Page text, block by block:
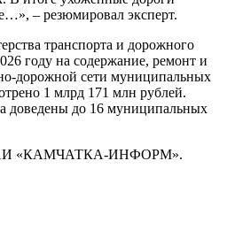
– резюмировал эксперт.
транспорта и дорожного
году на содержание, ремонт и
дорожной сети муниципальных
1 млрд 171 млн рублей.
доведены до 16 муниципальных
«КАМЧАТКА-ИНФОРМ».